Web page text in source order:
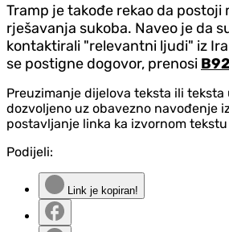
Tramp je takođe rekao da
rješavanja sukoba. Naveo je da
kontaktirali "relevantni ljudi" iz
se postigne dogovor, prenosi B92
Preuzimanje dijelova teksta ili teksta
dozvoljeno uz obavezno navođenje
postavljanje linka ka izvornom
Podijeli:
Link je kopiran!